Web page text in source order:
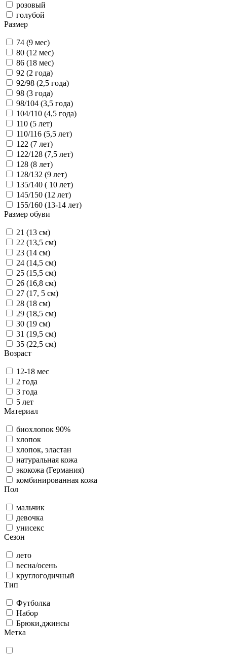
розовый
голубой
Размер
74 (9 мес)
80 (12 мес)
86 (18 мес)
92 (2 года)
92/98 (2,5 года)
98 (3 года)
98/104 (3,5 года)
104/110 (4,5 года)
110 (5 лет)
110/116 (5,5 лет)
122 (7 лет)
122/128 (7,5 лет)
128 (8 лет)
128/132 (9 лет)
135/140 ( 10 лет)
145/150 (12 лет)
155/160 (13-14 лет)
Размер обуви
21 (13 см)
22 (13,5 см)
23 (14 см)
24 (14,5 см)
25 (15,5 см)
26 (16,8 см)
27 (17, 5 см)
28 (18 см)
29 (18,5 см)
30 (19 см)
31 (19,5 см)
35 (22,5 см)
Возраст
12-18 мес
2 года
3 года
5 лет
Материал
биохлопок 90%
хлопок
хлопок, эластан
натуральная кожа
экокожа (Германия)
комбинированная кожа
Пол
мальчик
девочка
унисекс
Сезон
лето
весна/осень
круглогодичный
Тип
Футболка
Набор
Брюки,джинсы
Метка